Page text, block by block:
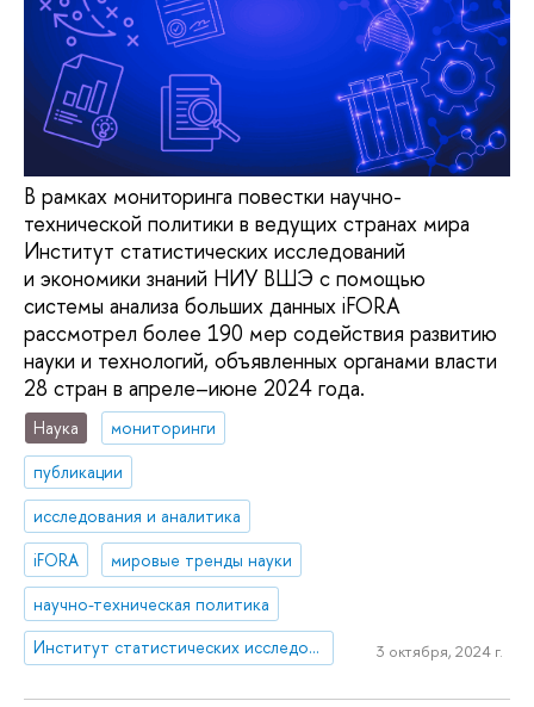
В рамках мониторинга повестки научно-
технической политики в ведущих странах мира
Институт статистических исследований
и экономики знаний НИУ ВШЭ с помощью
системы анализа больших данных iFORA
рассмотрел более 190 мер содействия развитию
науки и технологий, объявленных органами власти
28 стран в апреле–июне 2024 года.
Наука
мониторинги
публикации
исследования и аналитика
iFORA
мировые тренды науки
научно-техническая политика
Институт статистических исследований и экономики знаний
3 октября, 2024 г.